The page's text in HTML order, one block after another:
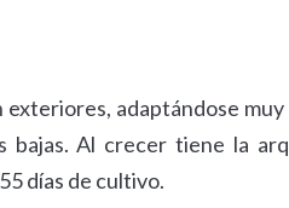
adaptándose muy
bajas. Al crecer tiene la
días de cultivo.